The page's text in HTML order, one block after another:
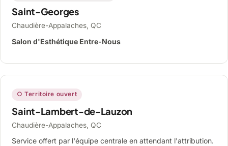
Saint-Georges
Chaudière-Appalaches, QC
Salon d'Esthétique Entre-Nous
○ Territoire ouvert
Saint-Lambert-de-Lauzon
Chaudière-Appalaches, QC
Service offert par l'équipe centrale en attendant l'attribution.